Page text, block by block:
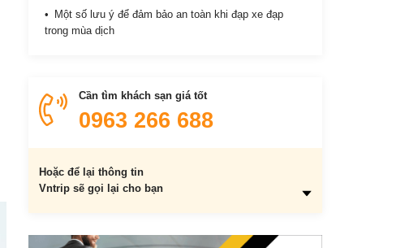
Một số lưu ý để đảm bảo an toàn khi đạp xe đạp
trong mùa dịch
Cần tìm khách sạn giá tốt
0963 266 688
Hoặc để lại thông tin
Vntrip sẽ gọi lại cho bạn